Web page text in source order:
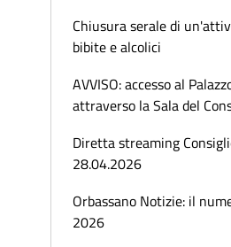
Chiusura serale di
bibite e alcolici
AVVISO: accesso al
attraverso la Sala del
Diretta streaming
28.04.2026
Orbassano Notizie: il
2026